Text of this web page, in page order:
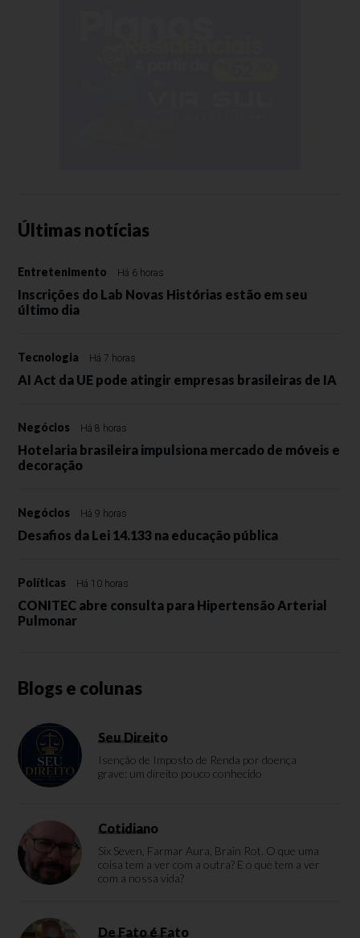
Últimas notícias
Entretenimento Há 6 horas
Inscrições do Lab Novas Histórias estão em seu
último dia
Tecnologia Há 7 horas
AI Act da UE pode atingir empresas brasileiras de IA
Negócios Há 8 horas
Hotelaria brasileira impulsiona mercado de móveis e
decoração
Negócios Há 9 horas
Desafios da Lei 14.133 na educação pública
Políticas Há 10 horas
CONITEC abre consulta para Hipertensão Arterial
Pulmonar
Blogs e colunas
Seu Direito
Isenção de Imposto de Renda por doença
grave: um direito pouco conhecido
Cotidiano
Six Seven, Farmar Aura, Brain Rot. O que uma
coisa tem a ver com a outra? E o que tem a ver
com a nossa vida?
De Fato é Fato